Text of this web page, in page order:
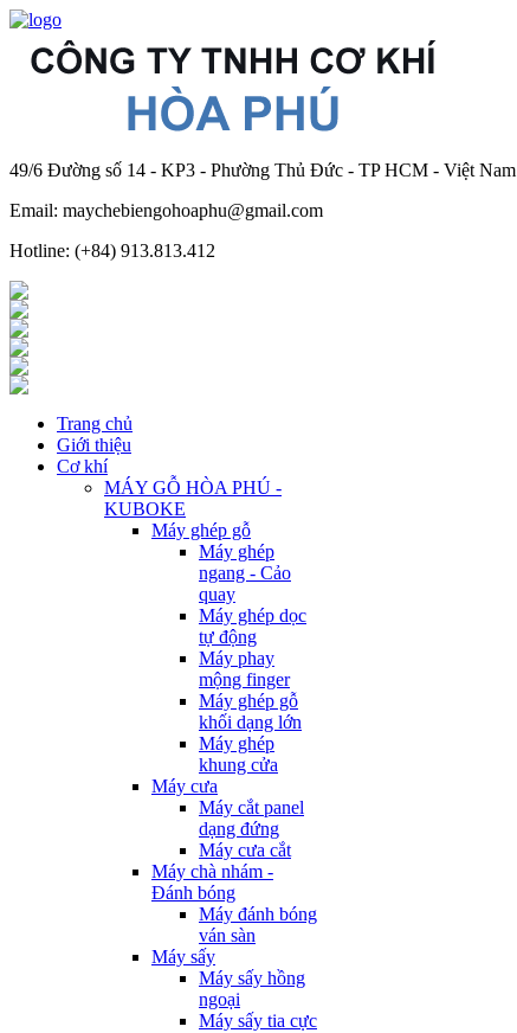
49/6 Đường số 14 - KP3 - Phường Thủ Đức - TP HCM - Việt Nam
Email: maychebiengohoaphu@gmail.com
Hotline: (+84) 913.813.412
Trang chủ
Giới thiệu
Cơ khí
MÁY GỖ HÒA PHÚ -
KUBOKE
Máy ghép gỗ
Máy ghép
ngang - Cảo
quay
Máy ghép dọc
tự động
Máy phay
mộng finger
Máy ghép gỗ
khối dạng lớn
Máy ghép
khung cửa
Máy cưa
Máy cắt panel
dạng đứng
Máy cưa cắt
Máy chà nhám -
Đánh bóng
Máy đánh bóng
ván sàn
Máy sấy
Máy sấy hồng
ngoại
Máy sấy tia cực